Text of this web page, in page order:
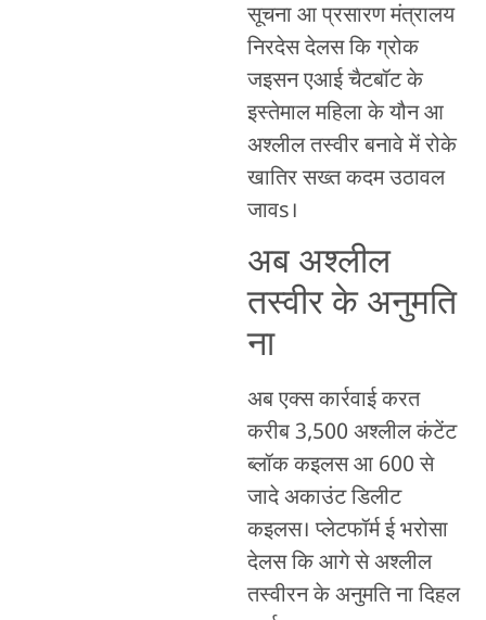
सूचना आ प्रसारण मंत्रालय
निरदेस देलस कि ग्रोक
जइसन एआई चैटबॉट के
इस्तेमाल महिला के यौन आ
अश्लील तस्वीर बनावे में रोके
खातिर सख्त कदम उठावल
जावs।
अब अश्लील
तस्वीर के अनुमति
ना
अब एक्स कार्रवाई करत
करीब 3,500 अश्लील कंटेंट
ब्लॉक कइलस आ 600 से
जादे अकाउंट डिलीट
कइलस। प्लेटफॉर्म ई भरोसा
देलस कि आगे से अश्लील
तस्वीरन के अनुमति ना दिहल